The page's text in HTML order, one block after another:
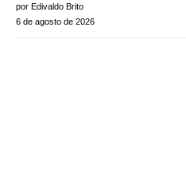
por Edivaldo Brito
6 de agosto de 2026